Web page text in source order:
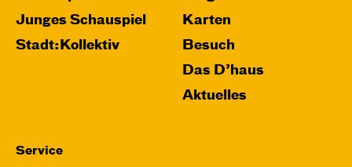
Junges Schauspiel
Stadt:Kollektiv
Karten
Besuch
Das D’haus
Aktuelles
Service